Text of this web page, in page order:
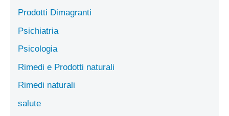
Prodotti Dimagranti
Psichiatria
Psicologia
Rimedi e Prodotti naturali
Rimedi naturali
salute